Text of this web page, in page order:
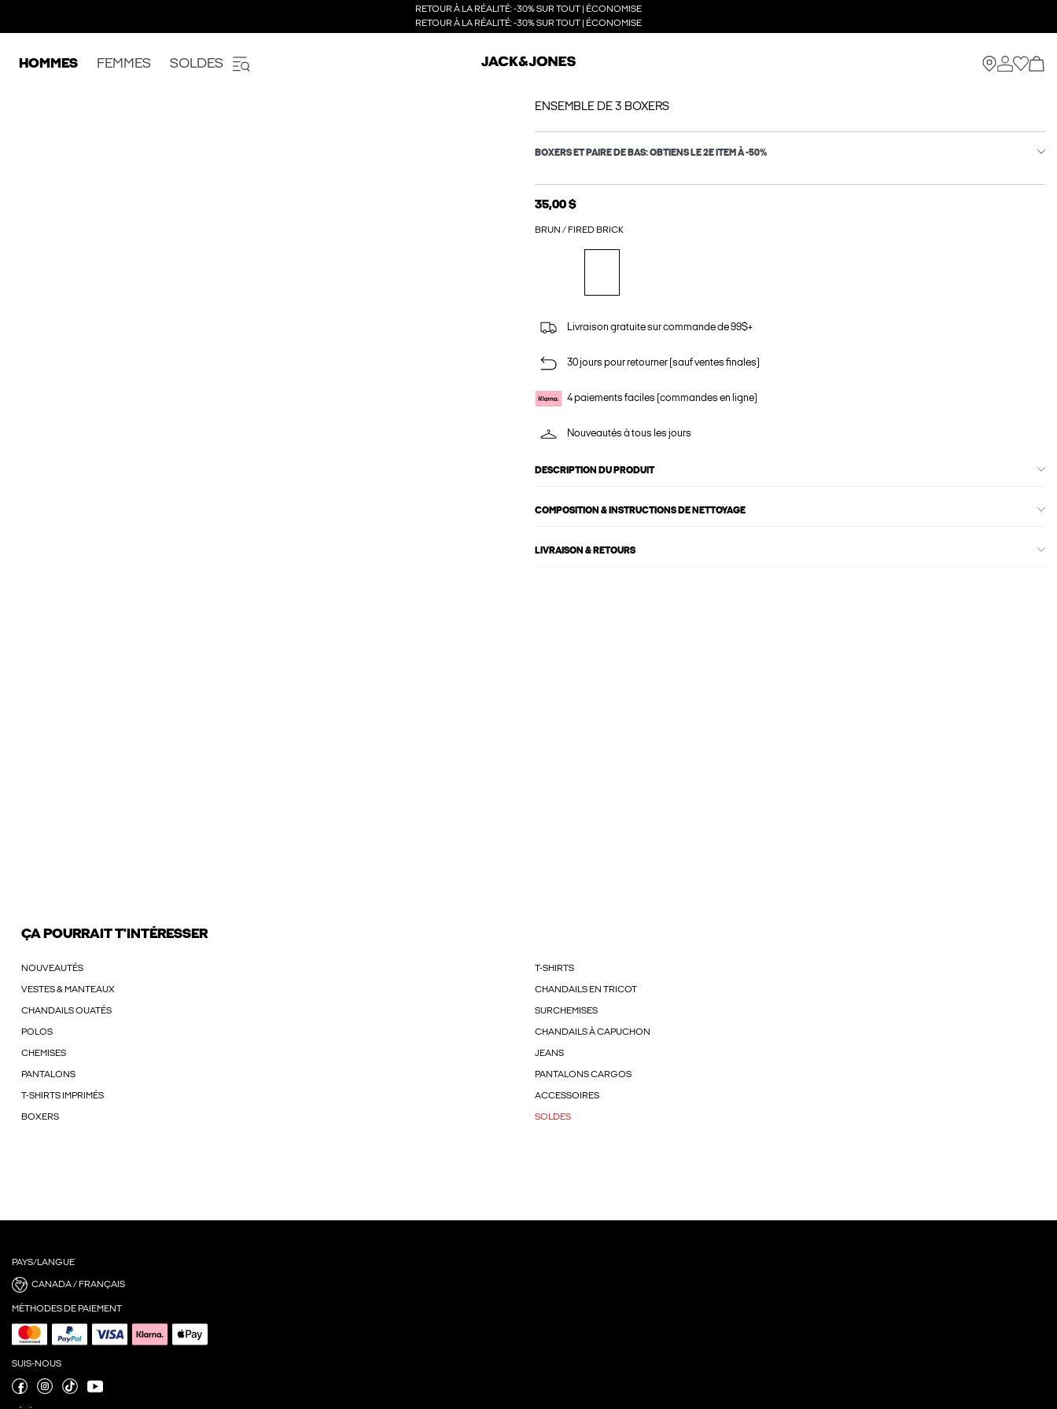
RETOUR À LA RÉALITÉ: -30% SUR TOUT | ÉCONOMISE
RETOUR À LA RÉALITÉ: -30% SUR TOUT | ÉCONOMISE
HOMMES FEMMES SOLDES
ENSEMBLE DE 3 BOXERS
BOXERS ET PAIRE DE BAS: OBTIENS LE 2E ITEM À -50%
35,00 $
BRUN / FIRED BRICK
Livraison gratuite sur commande de 99$+
30 jours pour retourner (sauf ventes finales)
4 paiements faciles (commandes en ligne)
Nouveautés à tous les jours
DESCRIPTION DU PRODUIT
COMPOSITION & INSTRUCTIONS DE NETTOYAGE
LIVRAISON & RETOURS
ÇA POURRAIT T'INTÉRESSER
NOUVEAUTÉS T-SHIRTS
VESTES & MANTEAUX CHANDAILS EN TRICOT
CHANDAILS OUATÉS SURCHEMISES
POLOS CHANDAILS À CAPUCHON
CHEMISES JEANS
PANTALONS PANTALONS CARGOS
T-SHIRTS IMPRIMÉS ACCESSOIRES
BOXERS SOLDES
PAYS/LANGUE
CANADA / FRANÇAIS
MÉTHODES DE PAIEMENT
SUIS-NOUS